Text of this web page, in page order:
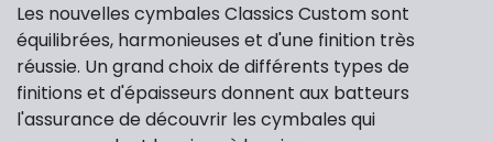
Les nouvelles cymbales Classics Custom sont
équilibrées, harmonieuses et d'une finition très
réussie. Un grand choix de différents types de
finitions et d'épaisseurs donnent aux batteurs
l'assurance de découvrir les cymbales qui